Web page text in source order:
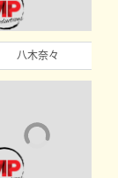
八木奈々